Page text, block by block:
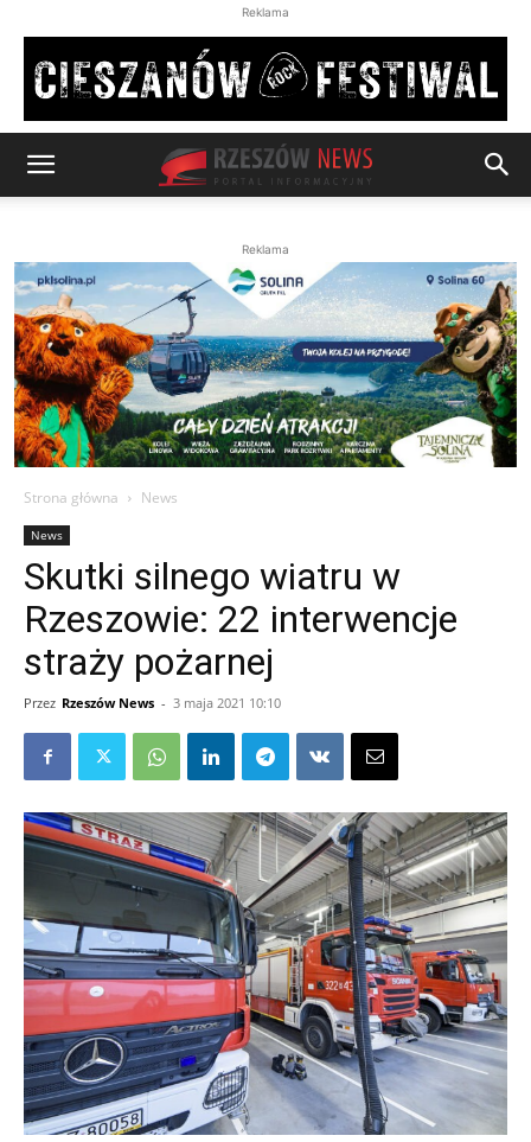
Reklama
Reklama
Strona główna News
News
Skutki silnego wiatru w
Rzeszowie: 22 interwencje
straży pożarnej
Przez Rzeszów News - 3 maja 2021 10:10